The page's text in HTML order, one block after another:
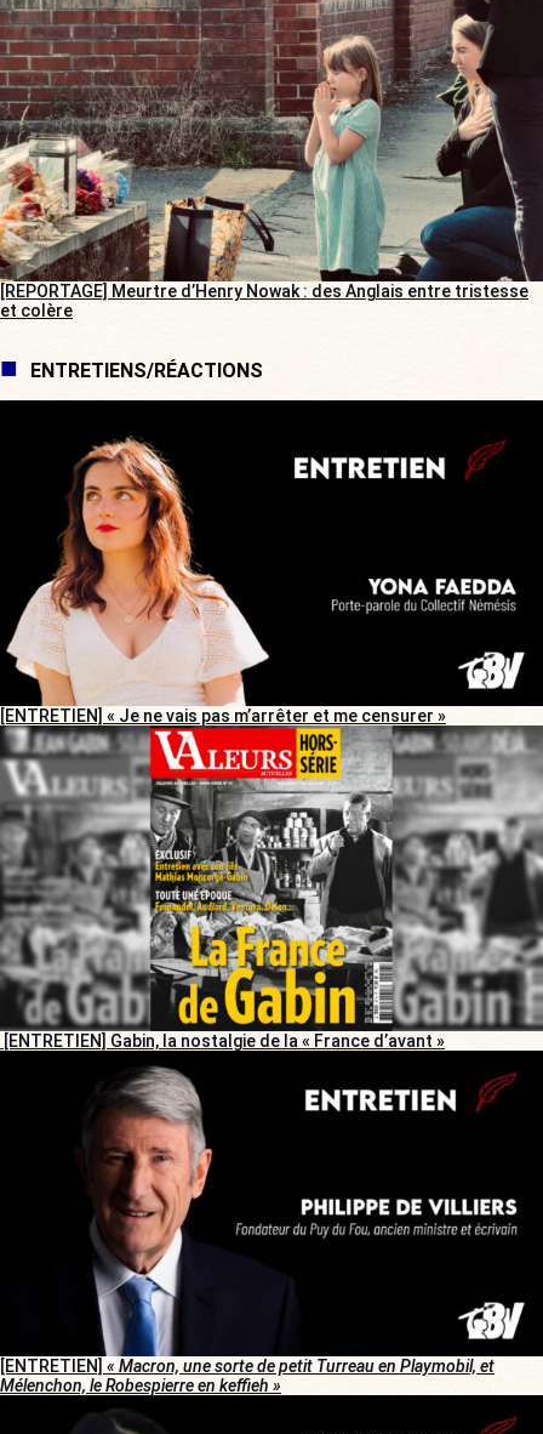
[REPORTAGE] Meurtre d’Henry Nowak : des Anglais entre tristesse
et colère
ENTRETIENS/RÉACTIONS
[ENTRETIEN] « Je ne vais pas m’arrêter et me censurer »
[ENTRETIEN] Gabin, la nostalgie de la « France d’avant »
[ENTRETIEN] « Macron, une sorte de petit Turreau en Playmobil, et
Mélenchon, le Robespierre en keffieh »